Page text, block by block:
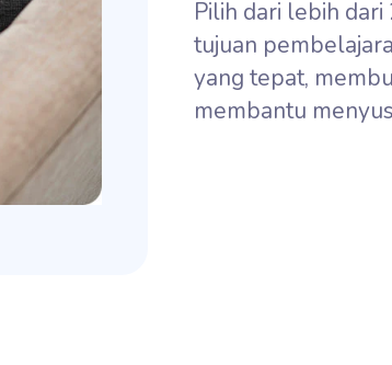
Pilih dari lebih
tujuan
yang tepat,
membantu